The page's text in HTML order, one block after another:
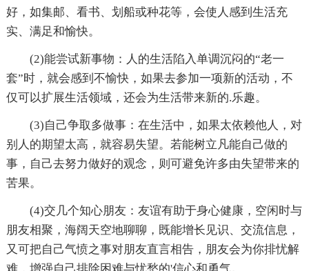
好，如集邮、看书、划船或种花等，会使人感到生活充
实、满足和愉快。
(2)能尝试新事物：人的生活陷入单调沉闷的“老一
套”时，就会感到不愉快，如果去参加一项新的活动，不
仅可以扩展生活领域，还会为生活带来新的.乐趣。
(3)自己争取多做事：在生活中，如果太依赖他人，对
别人的期望太高，就容易失望。若能树立凡能自己做的
事，自己去努力做好的观念，则可避免许多由失望带来的
苦果。
(4)交几个知心朋友：友谊有助于身心健康，空闲时与
朋友相聚，海阔天空地聊聊，既能增长见识、交流信息，
又可把自己气愤之事对朋友直言相告，朋友会为你排忧解
难，增强自己排除困难与忧愁的'信心和勇气。